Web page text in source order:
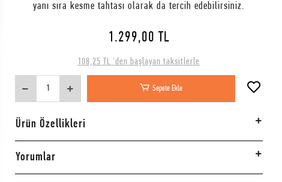
yanı sıra kesme tahtası olarak da tercih edebilirsiniz.
1.299,00 TL
108,25 TL 'den başlayan taksitlerle
Sepete Ekle
Ürün Özellikleri
Yorumlar